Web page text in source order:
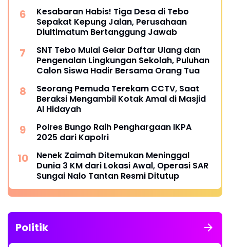
Kesabaran Habis! Tiga Desa di Tebo
Sepakat Kepung Jalan, Perusahaan
Diultimatum Bertanggung Jawab
SNT Tebo Mulai Gelar Daftar Ulang dan
Pengenalan Lingkungan Sekolah, Puluhan
Calon Siswa Hadir Bersama Orang Tua
Seorang Pemuda Terekam CCTV, Saat
Beraksi Mengambil Kotak Amal di Masjid
Al Hidayah
Polres Bungo Raih Penghargaan IKPA
2025 dari Kapolri
Nenek Zaimah Ditemukan Meninggal
Dunia 3 KM dari Lokasi Awal, Operasi SAR
Sungai Nalo Tantan Resmi Ditutup
Politik